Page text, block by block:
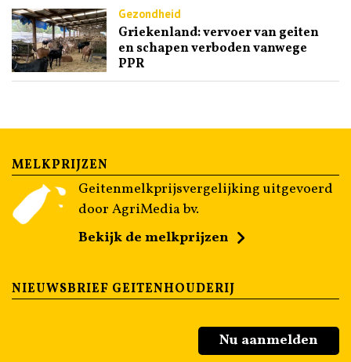
Gezondheid
Griekenland: vervoer van geiten
en schapen verboden vanwege
PPR
MELKPRIJZEN
Geitenmelkprijsvergelijking uitgevoerd
door AgriMedia bv.
Bekijk de melkprijzen
NIEUWSBRIEF GEITENHOUDERIJ
Nu aanmelden